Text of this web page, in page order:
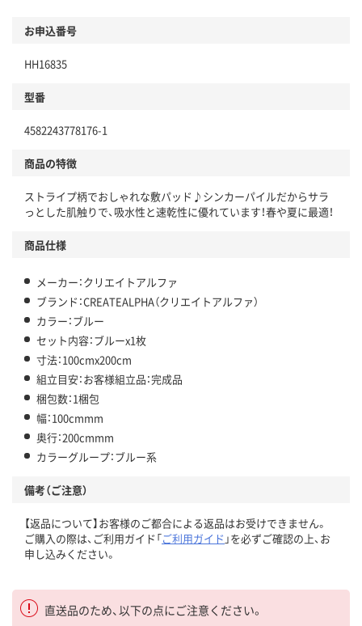
お申込番号
HH16835
型番
4582243778176-1
商品の特徴
ストライプ柄でおしゃれな敷パッド♪シンカーパイルだからサラ
っとした肌触りで、吸水性と速乾性に優れています！春や夏に最適！
商品仕様
メーカー：クリエイトアルファ
ブランド：CREATEALPHA（クリエイトアルファ）
カラー：ブルー
セット内容：ブルーx1枚
寸法：100cmx200cm
組立目安：お客様組立品：完成品
梱包数：1梱包
幅：100cmmm
奥行：200cmmm
カラーグループ：ブルー系
備考（ご注意）
【返品について】お客様のご都合による返品はお受けできません。
ご購入の際は、ご利用ガイド「ご利用ガイド 」を必ずご確認の上、お
申し込みください。
直送品のため、以下の点にご注意ください。